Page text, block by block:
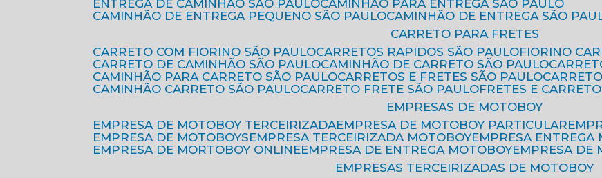
ENTREGA DE CAMINHÃO SÃO PAULO
CAMINHÃO PARA ENTREGA SÃO PAULO
CAMINHÃO DE ENTREGA PEQUENO SÃO PAULO
CAMINHÃO DE ENTREGA SÃO
CARRETO PARA FRETES
CARRETO COM FIORINO SÃO PAULO
CARRETOS RAPIDOS SÃO PAULO
FIORINO
CARRETO DE CAMINHÃO SÃO PAULO
CAMINHÃO DE CARRETO SÃO PAULO
CAMINHÃO PARA CARRETO SÃO PAULO
CARRETOS E FRETES SÃO PAULO
CAMINHÃO CARRETO SÃO PAULO
CARRETO FRETE SÃO PAULO
FRETES E
EMPRESAS DE MOTOBOY
EMPRESA DE MOTOBOY TERCEIRIZADA
EMPRESA DE MOTOBOY PARTICULAR
EMPRESA DE MOTOBOYS
EMPRESA TERCEIRIZADA MOTOBOY
EMPRESA
EMPRESA DE MORTOBOY ONLINE
EMPRESA DE ENTREGA MOTOBOY EMPRESA DE
EMPRESAS TERCEIRIZADAS DE MOTOBOY